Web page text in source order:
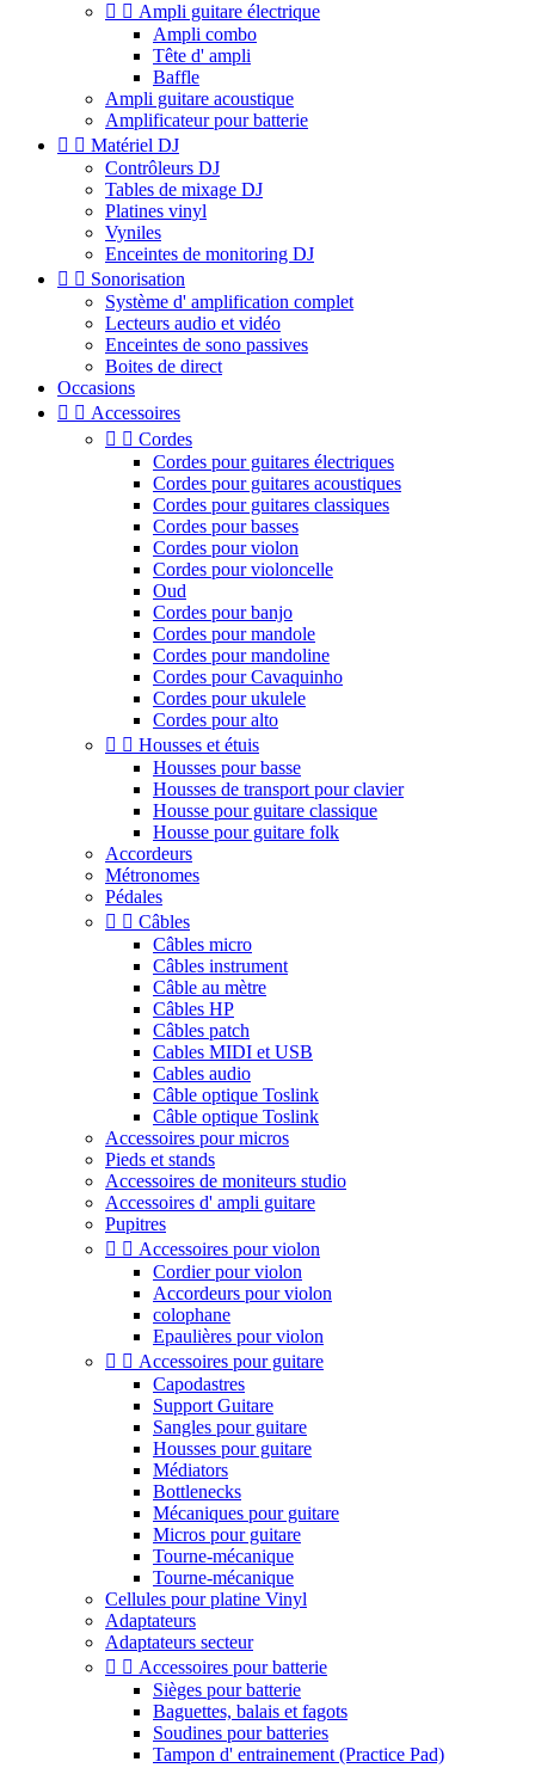
  Ampli guitare électrique
Ampli combo
Tête d' ampli
Baffle
Ampli guitare acoustique
Amplificateur pour batterie
  Matériel DJ
Contrôleurs DJ
Tables de mixage DJ
Platines vinyl
Vyniles
Enceintes de monitoring DJ
  Sonorisation
Système d' amplification complet
Lecteurs audio et vidéo
Enceintes de sono passives
Boites de direct
Occasions
  Accessoires
  Cordes
Cordes pour guitares électriques
Cordes pour guitares acoustiques
Cordes pour guitares classiques
Cordes pour basses
Cordes pour violon
Cordes pour violoncelle
Oud
Cordes pour banjo
Cordes pour mandole
Cordes pour mandoline
Cordes pour Cavaquinho
Cordes pour ukulele
Cordes pour alto
  Housses et étuis
Housses pour basse
Housses de transport pour clavier
Housse pour guitare classique
Housse pour guitare folk
Accordeurs
Métronomes
Pédales
  Câbles
Câbles micro
Câbles instrument
Câble au mètre
Câbles HP
Câbles patch
Cables MIDI et USB
Cables audio
Câble optique Toslink
Câble optique Toslink
Accessoires pour micros
Pieds et stands
Accessoires de moniteurs studio
Accessoires d' ampli guitare
Pupitres
  Accessoires pour violon
Cordier pour violon
Accordeurs pour violon
colophane
Epaulières pour violon
  Accessoires pour guitare
Capodastres
Support Guitare
Sangles pour guitare
Housses pour guitare
Médiators
Bottlenecks
Mécaniques pour guitare
Micros pour guitare
Tourne-mécanique
Tourne-mécanique
Cellules pour platine Vinyl
Adaptateurs
Adaptateurs secteur
  Accessoires pour batterie
Sièges pour batterie
Baguettes, balais et fagots
Soudines pour batteries
Tampon d' entrainement (Practice Pad)